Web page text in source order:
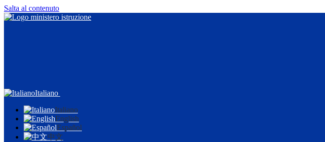
Salta al contenuto
Italiano
Italiano
English
Español
中文